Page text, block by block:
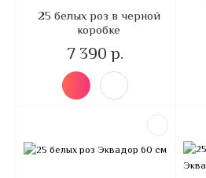
25 белых роз в черной
коробке
7 390 р.